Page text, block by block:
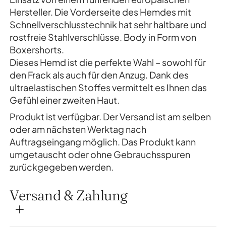
Hersteller. Die Vorderseite des Hemdes mit
Schnellverschlusstechnik hat sehr haltbare und
rostfreie Stahlverschlüsse. Body in Form von
Boxershorts.
Dieses Hemd ist die perfekte Wahl – sowohl für
den Frack als auch für den Anzug. Dank des
ultraelastischen Stoffes vermittelt es Ihnen das
Gefühl einer zweiten Haut.
Produkt ist verfügbar. Der Versand ist am selben
oder am nächsten Werktag nach
Auftragseingang möglich. Das Produkt kann
umgetauscht oder ohne Gebrauchsspuren
zurückgegeben werden.
Versand & Zahlung